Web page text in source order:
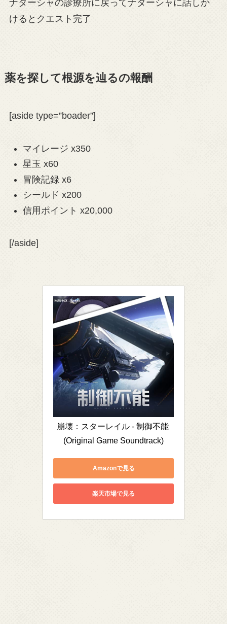
ナターシャの診療所に戻ってナターシャに話しか
けるとクエスト完了
薬を探して根源を辿るの報酬
[aside type=”boader”]
マイレージ x350
星玉 x60
冒険記録 x6
シールド x200
信用ポイント x20,000
[/aside]
崩壊：スターレイル - 制御不能
(Original Game Soundtrack)
Amazonで見る
楽天市場で見る